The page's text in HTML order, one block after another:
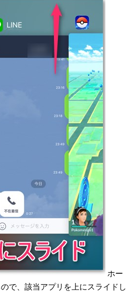
ホー
で、該当アプリを上にスライドし